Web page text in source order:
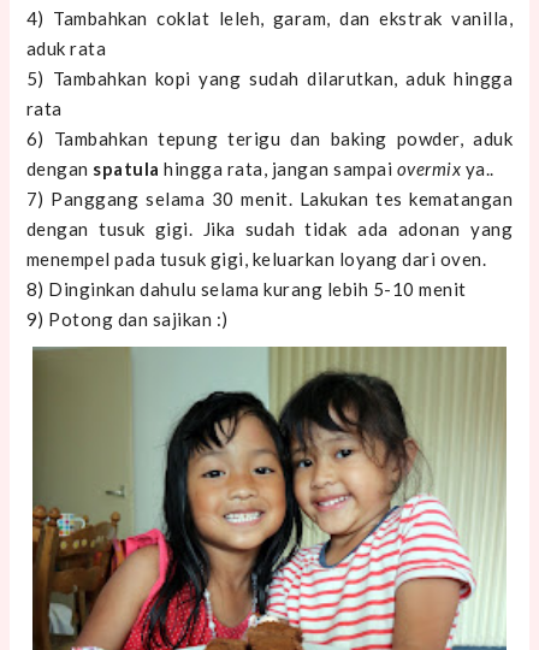
4) Tambahkan coklat leleh, garam, dan ekstrak vanilla,
aduk rata
5) Tambahkan kopi yang sudah dilarutkan, aduk hingga
rata
6) Tambahkan tepung terigu dan baking powder, aduk
dengan spatula hingga rata, jangan sampai overmix ya..
7) Panggang selama 30 menit. Lakukan tes kematangan
dengan tusuk gigi. Jika sudah tidak ada adonan yang
menempel pada tusuk gigi, keluarkan loyang dari oven.
8) Dinginkan dahulu selama kurang lebih 5-10 menit
9) Potong dan sajikan :)